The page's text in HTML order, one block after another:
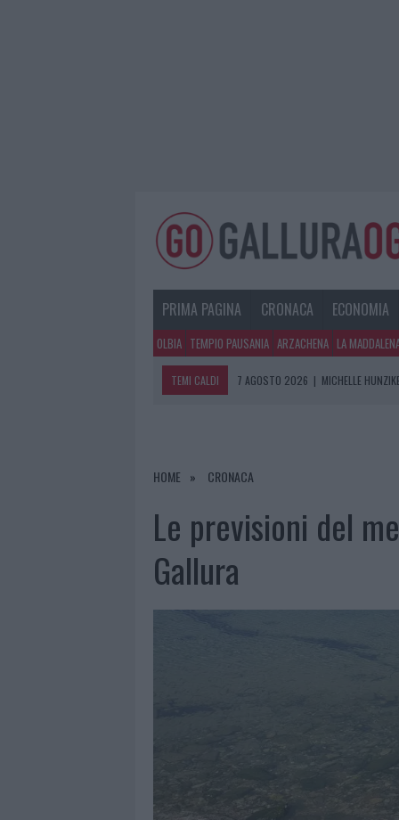
PRIMA PAGINA CRONACA ECONOMIA
OLBIA TEMPIO PAUSANIA ARZACHENA LA
TEMI CALDI 7 AGOSTO 2026 | MICHELLE
7 AGOSTO 2026
|
HOME CRONACA
Le previsioni del
Gallura